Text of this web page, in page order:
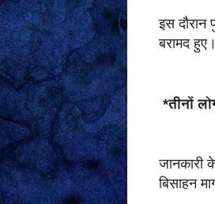
इस
बरामद
*तीनों
जानकारी
बिसाहन